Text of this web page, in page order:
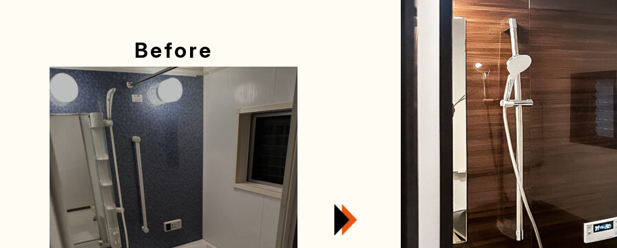
Before